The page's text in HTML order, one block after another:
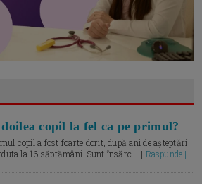
copil la fel ca pe primul?
copil a fost foarte dorit, după ani de așteptări
la 16 săptămâni. Sunt însărc... | Raspunde |